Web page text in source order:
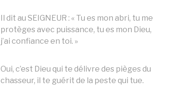
Il dit au SEIGNEUR : « Tu es mon abri, tu me
protèges avec puissance, tu es mon Dieu,
j’ai confiance en toi. »
Oui, c’est Dieu qui te délivre des pièges du
chasseur, il te guérit de la peste qui tue.